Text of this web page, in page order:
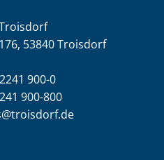
53840 Troisdorf
900-0
900-800